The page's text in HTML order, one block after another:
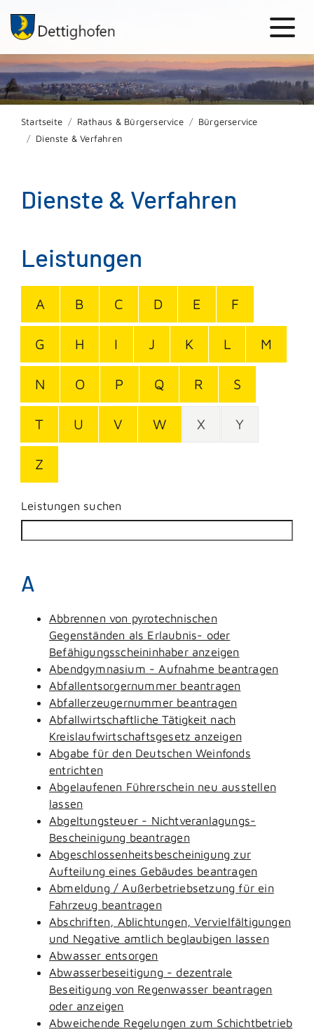
Startseite Rathaus & Bürgerservice
Bürgerservice
Dienste & Verfahren
Dienste & Verfahren
Leistungen
A B C D E F
G H I J K L M
N O P Q R S
T U V W X Y
Z
Leistungen suchen
A
Abbrennen von pyrotechnischen
Gegenständen als Erlaubnis- oder
Befähigungsscheininhaber anzeigen
Abendgymnasium - Aufnahme beantragen
Abfallentsorgernummer beantragen
Abfallerzeugernummer beantragen
Abfallwirtschaftliche Tätigkeit nach
Kreislaufwirtschaftsgesetz anzeigen
Abgabe für den Deutschen Weinfonds
entrichten
Abgelaufenen Führerschein neu ausstellen
lassen
Abgeltungsteuer - Nichtveranlagungs-
Bescheinigung beantragen
Abgeschlossenheitsbescheinigung zur
Aufteilung eines Gebäudes beantragen
Abmeldung / Außerbetriebsetzung für ein
Fahrzeug beantragen
Abschriften, Ablichtungen, Vervielfältigungen
und Negative amtlich beglaubigen lassen
Abwasser entsorgen
Abwasserbeseitigung - dezentrale
Beseitigung von Regenwasser beantragen
oder anzeigen
Abweichende Regelungen zum Schichtbetrieb